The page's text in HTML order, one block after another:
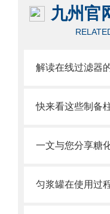
九州官
解读在线过滤器